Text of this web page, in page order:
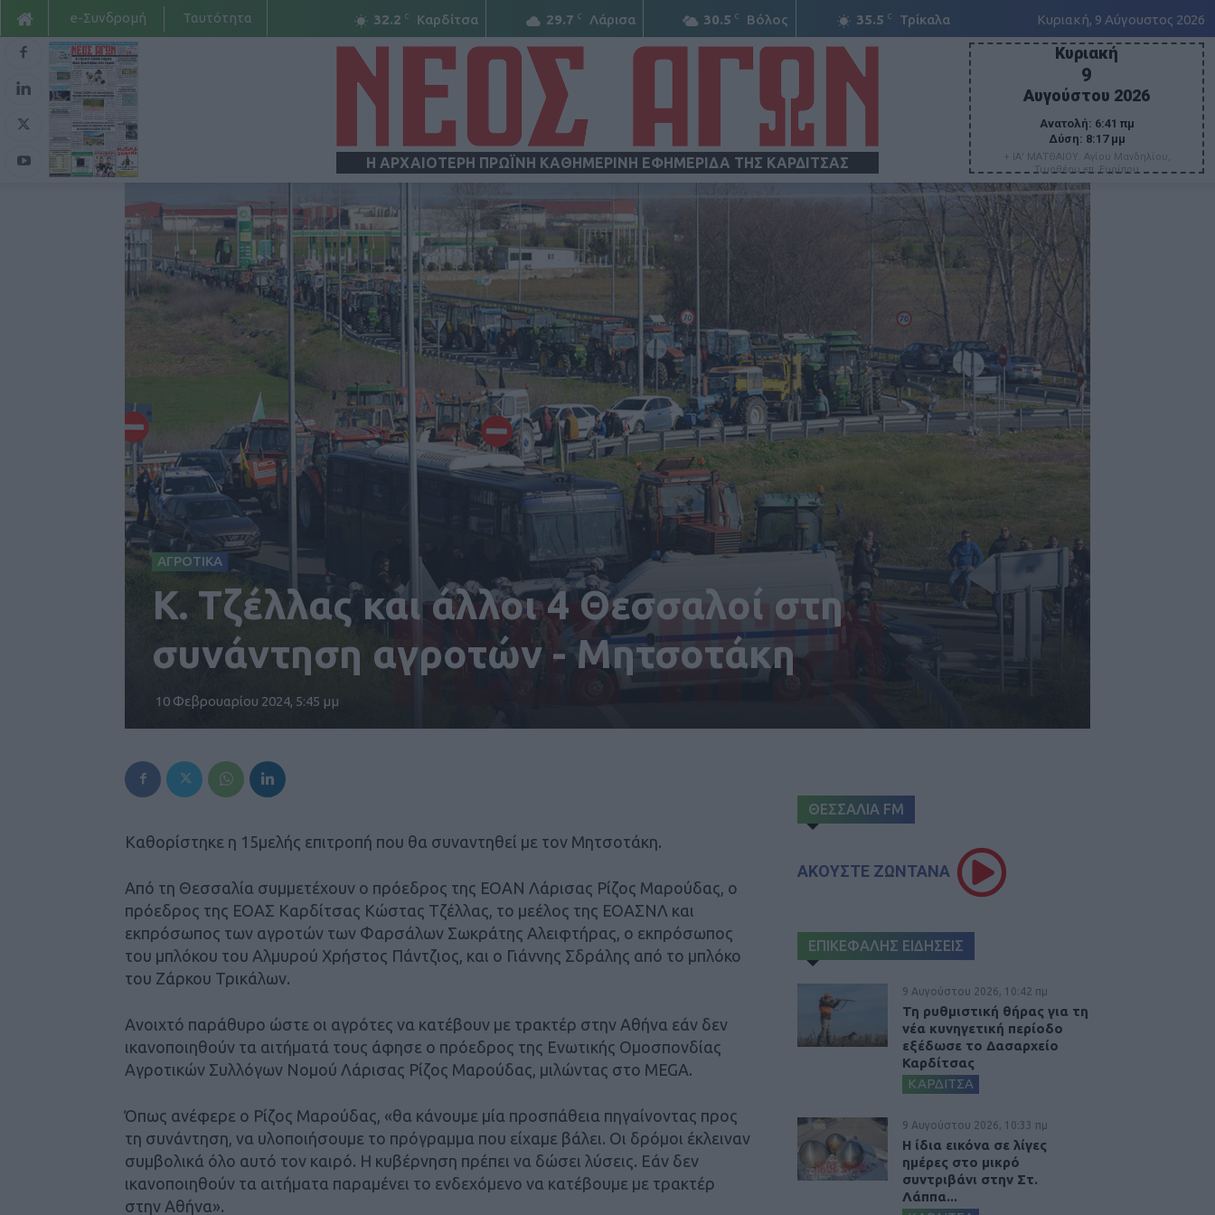
32.2 C Καρδίτσα 29.7 C Λάρισα 30.5 C Βόλος 35.5 C Τρίκαλα Κυριακή, 9 Αύγουστος 2026
e-Συνδρομή Ταυτότητα
Η ΑΡΧΑΙΟΤΕΡΗ ΠΡΩΪΝΗ ΚΑΘΗΜΕΡΙΝΗ ΕΦΗΜΕΡΙΔΑ ΤΗΣ ΚΑΡΔΙΤΣΑΣ
ΝΕΟΣ
ΑΓΩΝ
Κυριακή
9
Αυγούστου 2026
Ανατολή: 6:41 πμ
Δύση: 8:17 μμ
+ ΙΑ' ΜΑΤΘΑΙΟΥ. Αγίου Μανδηλίου,
Τιμοθέου επ. Ευρίπου
ΑΓΡΟΤΙΚΑ
Κ. Τζέλλας και άλλοι 4 Θεσσαλοί στη
συνάντηση αγροτών - Μητσοτάκη
10 Φεβρουαρίου 2024, 5:45 μμ
Καθορίστηκε η 15μελής επιτροπή που θα συναντηθεί με τον Μητσοτάκη.
Από τη Θεσσαλία συμμετέχουν ο πρόεδρος της ΕΟΑΝ Λάρισας Ρίζος Μαρούδας, ο
πρόεδρος της ΕΟΑΣ Καρδίτσας Κώστας Τζέλλας, το μεέλος της ΕΟΑΣΝΛ και
εκπρόσωπος των αγροτών των Φαρσάλων Σωκράτης Αλειφτήρας, ο εκπρόσωπος
του μπλόκου του Αλμυρού Χρήστος Πάντζιος, και ο Γιάννης Σδράλης από το μπλόκο
του Ζάρκου Τρικάλων.
Ανοιχτό παράθυρο ώστε οι αγρότες να κατέβουν με τρακτέρ στην Αθήνα εάν δεν
ικανοποιηθούν τα αιτήματά τους άφησε ο πρόεδρος της Ενωτικής Ομοσπονδίας
Αγροτικών Συλλόγων Νομού Λάρισας Ρίζος Μαρούδας, μιλώντας στο MEGA.
Όπως ανέφερε ο Ρίζος Μαρούδας, «θα κάνουμε μία προσπάθεια πηγαίνοντας προς
τη συνάντηση, να υλοποιήσουμε το πρόγραμμα που είχαμε βάλει. Οι δρόμοι έκλειναν
συμβολικά όλο αυτό τον καιρό. Η κυβέρνηση πρέπει να δώσει λύσεις. Εάν δεν
ικανοποιηθούν τα αιτήματα παραμένει το ενδεχόμενο να κατέβουμε με τρακτέρ
στην Αθήνα».
ΘΕΣΣΑΛΙΑ FM
ΑΚΟΥΣΤΕ ΖΩΝΤΑΝΑ
ΕΠΙΚΕΦΑΛΗΣ ΕΙΔΗΣΕΙΣ
9 Αυγούστου 2026, 10:42 πμ
Τη ρυθμιστική θήρας για τη
νέα κυνηγετική περίοδο
εξέδωσε το Δασαρχείο
Καρδίτσας
ΚΑΡΔΙΤΣΑ
9 Αυγούστου 2026, 10:33 πμ
Η ίδια εικόνα σε λίγες
ημέρες στο μικρό
συντριβάνι στην Στ.
Λάππα...